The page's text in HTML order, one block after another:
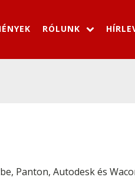
RÓLUNK
Panton, Autodesk és